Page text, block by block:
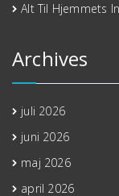
Alt Til Hjemmets
Archives
juli 2026
juni 2026
maj 2026
april 2026